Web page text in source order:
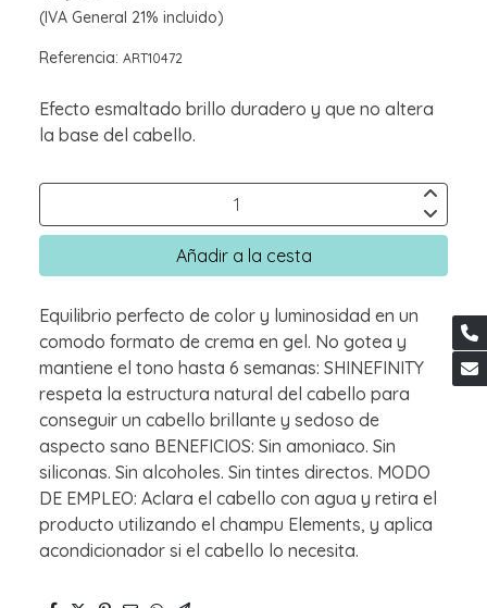
(IVA General 21% incluido)
Referencia: ART10472
Efecto esmaltado brillo duradero y que no altera
la base del cabello.
Añadir a la cesta
Equilibrio perfecto de color y luminosidad en un
comodo formato de crema en gel. No gotea y
mantiene el tono hasta 6 semanas: SHINEFINITY
respeta la estructura natural del cabello para
conseguir un cabello brillante y sedoso de
aspecto sano BENEFICIOS: Sin amoniaco. Sin
siliconas. Sin alcoholes. Sin tintes directos. MODO
DE EMPLEO: Aclara el cabello con agua y retira el
producto utilizando el champu Elements, y aplica
acondicionador si el cabello lo necesita.